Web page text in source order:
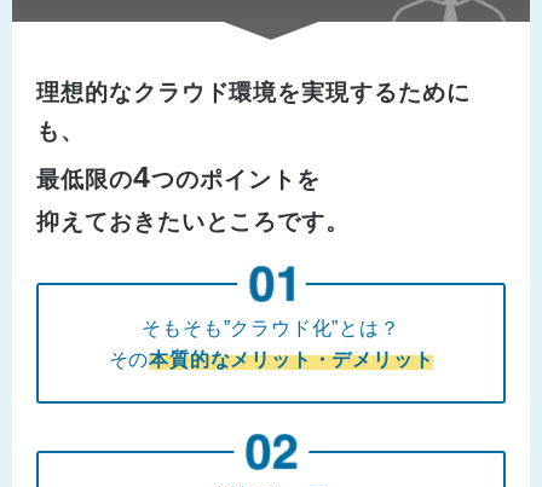
理想的なクラウド環境を実現するために
も、
最低限の4つのポイントを
抑えておきたいところです。
そもそも”クラウド化”とは？
その本質的なメリット・デメリット